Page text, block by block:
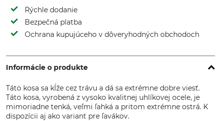
Rýchle dodanie
Bezpečná platba
Ochrana kupujúceho v dôveryhodných obchodoch
Informácie o produkte
Táto kosa sa kĺže cez trávu a dá sa extrémne dobre viesť.
Táto kosa, vyrobená z vysoko kvalitnej uhlíkovej ocele, je
mimoriadne tenká, veľmi ľahká a pritom extrémne ostrá. K
dispozícii aj ako variant pre ľavákov.